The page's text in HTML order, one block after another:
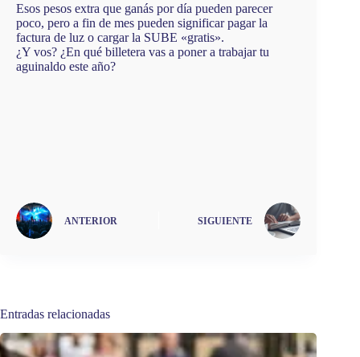
Esos pesos extra que ganás por día pueden parecer
poco, pero a fin de mes pueden significar pagar la
factura de luz o cargar la SUBE «gratis».
¿Y vos? ¿En qué billetera vas a poner a trabajar tu
aguinaldo este año?
ANTERIOR SIGUIENTE
Entradas relacionadas